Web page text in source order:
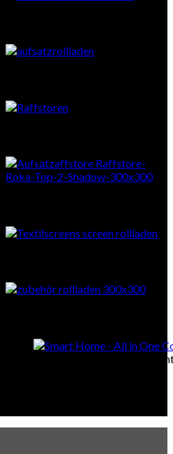
Smart Home - All in One